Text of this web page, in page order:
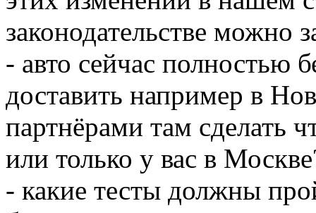
законодательстве можно
- авто сейчас полностью
доставить например в
партнёрами там сделать
или только у вас в
- какие тесты должны